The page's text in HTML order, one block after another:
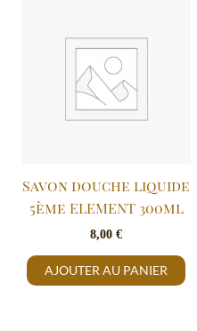
Savon douche liquide
5ème ELEMENT 300ml
8,00€
AJOUTER AU PANIER